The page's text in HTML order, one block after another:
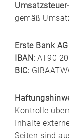
gemäß
Erste Bank AG
IBAN: AT90
BIC:
Kontrolle
Inhalte
Seiten sind